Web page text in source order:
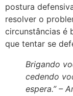
postura
resolver o
circunstâncias é
que tentar se
Brigando
cedendo
espera.” – A